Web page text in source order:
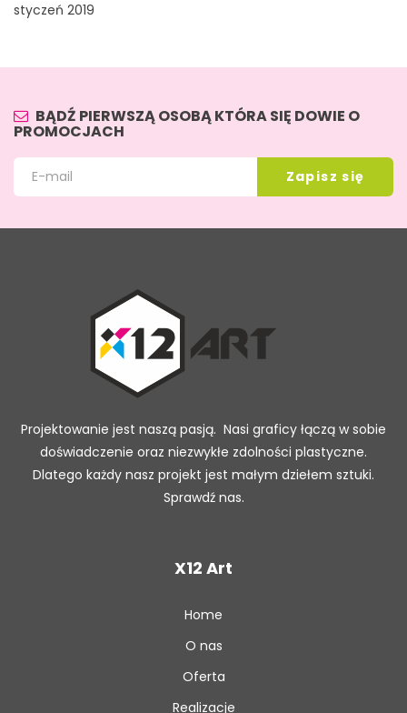
styczeń 2019
BĄDŹ PIERWSZĄ OSOBĄ KTÓRA SIĘ DOWIE O
PROMOCJACH
Projektowanie jest naszą pasją. Nasi graficy łączą w sobie
doświadczenie oraz niezwykłe zdolności plastyczne.
Dlatego każdy nasz projekt jest małym dziełem sztuki.
Sprawdź nas.
X12 Art
Home
O nas
Oferta
Realizacje